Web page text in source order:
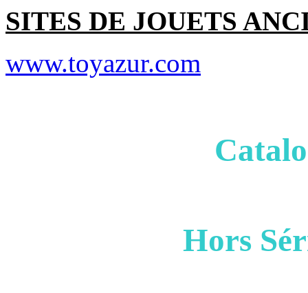
SITES DE JOUETS
www.toyazur.com
Hors